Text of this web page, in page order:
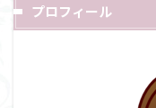
プロフィール